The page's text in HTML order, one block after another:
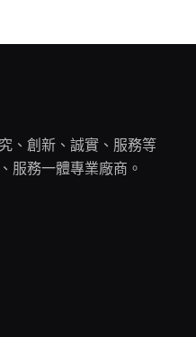
、創新、誠實、服務等
服務一體專業廠商。